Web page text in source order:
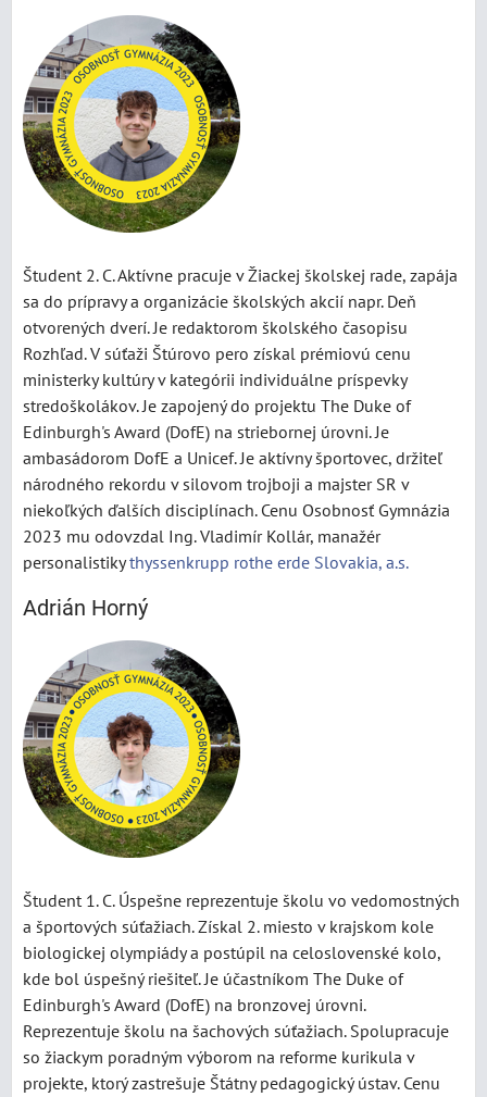
Študent 2. C. Aktívne pracuje v Žiackej školskej rade, zapája
sa do prípravy a organizácie školských akcií napr. Deň
otvorených dverí. Je redaktorom školského časopisu
Rozhľad. V súťaži Štúrovo pero získal prémiovú cenu
ministerky kultúry v kategórii individuálne príspevky
stredoškolákov. Je zapojený do projektu The Duke of
Edinburgh's Award (DofE) na striebornej úrovni. Je
ambasádorom DofE a Unicef. Je aktívny športovec, držiteľ
národného rekordu v silovom trojboji a majster SR v
niekoľkých ďalších disciplínach. Cenu Osobnosť Gymnázia
2023 mu odovzdal Ing. Vladimír Kollár, manažér
personalistikythyssenkrupp rothe erde Slovakia, a.s.
Adrián Horný
Študent 1. C. Úspešne reprezentuje školu vo vedomostných
a športových súťažiach. Získal 2. miesto v krajskom kole
biologickej olympiády a postúpil na celoslovenské kolo,
kde bol úspešný riešiteľ. Je účastníkom The Duke of
Edinburgh's Award (DofE) na bronzovej úrovni.
Reprezentuje školu na šachových súťažiach. Spolupracuje
so žiackym poradným výborom na reforme kurikula v
projekte, ktorý zastrešuje Štátny pedagogický ústav. Cenu